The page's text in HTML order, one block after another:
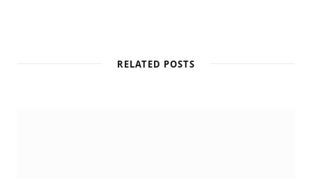
RELATED POSTS